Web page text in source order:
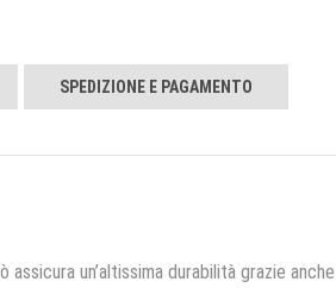
SPEDIZIONE E PAGAMENTO
un’altissima durabilità grazie